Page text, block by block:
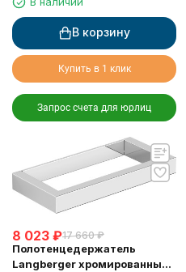
В корзину
Купить в 1 клик
Запрос счета для юрлиц
8 023 ₽17 660 ₽
Полотенцедержатель
Langberger хромированный